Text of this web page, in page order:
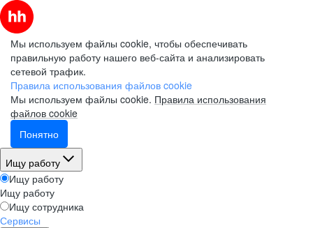
Мы используем файлы cookie, чтобы обеспечивать
правильную работу нашего веб-сайта и анализировать
сетевой трафик.
Правила использования файлов cookie
Мы используем файлы cookie. Правила использования
файлов cookie
Понятно
Ищу работу
Ищу работу
Ищу работу
Ищу сотрудника
Сервисы